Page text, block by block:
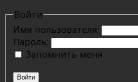
Войти
Имя пользователя:
Пароль:
Запомнить меня
Войти